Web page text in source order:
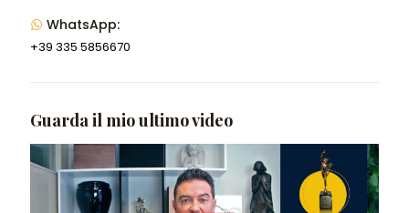
WhatsApp:
+39 335 5856670
Guarda il mio ultimo video